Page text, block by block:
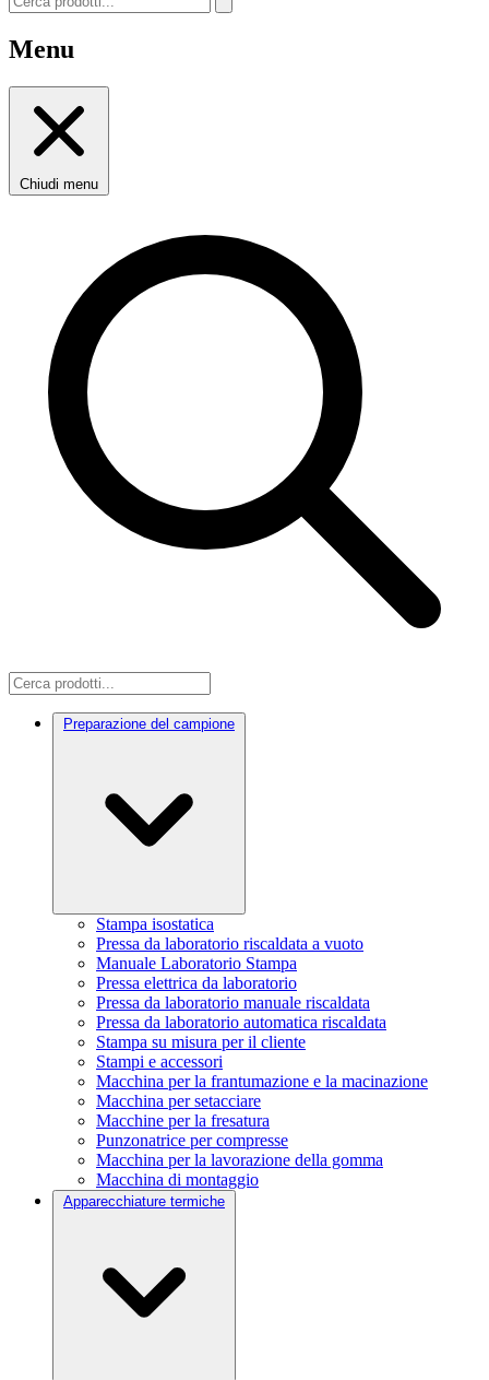
Menu
Chiudi menu
Preparazione del campione
Stampa isostatica
Pressa da laboratorio riscaldata a vuoto
Manuale Laboratorio Stampa
Pressa elettrica da laboratorio
Pressa da laboratorio manuale riscaldata
Pressa da laboratorio automatica riscaldata
Stampa su misura per il cliente
Stampi e accessori
Macchina per la frantumazione e la macinazione
Macchina per setacciare
Macchine per la fresatura
Punzonatrice per compresse
Macchina per la lavorazione della gomma
Macchina di montaggio
Apparecchiature termiche